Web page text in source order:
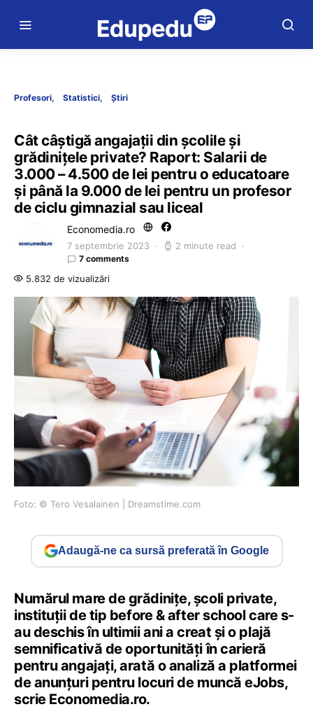
Profesori Statistici Știri
Cât câștigă angajații din școlile și
grădinițele private? Raport: Salarii de
3.000 – 4.500 de lei pentru o educatoare
și până la 9.000 de lei pentru un profesor
de ciclu gimnazial sau liceal
Economedia.ro
7 septembrie 2023 2 minute read
7 comments
5.832 de vizualizări
Foto: © Tero Vesalainen | Dreamstime.com
Adaugă-ne ca sursă preferată în Google
Numărul mare de grădinițe, școli private,
instituții de tip before & after school care s-
au deschis în ultimii ani a creat și o plajă
semnificativă de oportunități în carieră
pentru angajați, arată o analiză a platformei
de anunțuri pentru locuri de muncă eJobs,
scrie Economedia.ro.